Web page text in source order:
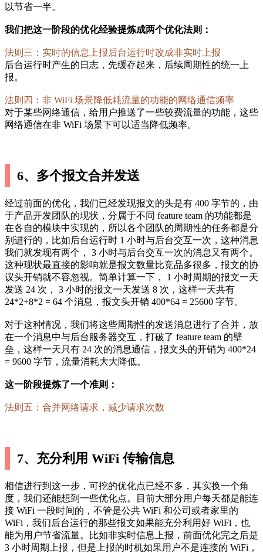
以节省一半。
我们把这一阶段的优化经验提炼成两个优化法则：
法则三：实时的信息上报后台运行时改成非实时上报
后台运行时产生的日志，先缓存起来，后续周期性的统一上
报。
法则四：非 WiFi 场景降低耗流量的功能的网络通信频率
对于某些网络通信，给用户推送了一些较费流量的功能，这些
网络通信在非 WiFi 场景下可以适当降低频率。
6、多个报文合并发送
经过前面的优化，我们已经发现报文的头是有 400 字节的，由
于产品开发团队的现状，分属于不同 feature team 的功能都是
在各自的模块中实现的，所以各个团队的周期性的任务都是分
别进行的，比如后台运行时 1 小时与后台交互一次，这种消息
我们就发现有两个， 3 小时与后台交互一次的消息又有两个。
这种现状最直接的影响就是报文数量比竞品多很多，报文的协
议头开销就不容忽视。简单计算一下， 1 小时周期的报文一天
发送 24 次， 3 小时的报文一天发送 8 次，这样一天共有
24*2+8*2 = 64 个消息，报文头开销 400*64 = 25600 字节。
对于这种情况，我们将这些周期性的发送消息进行了合并，放
在一个消息中与后台服务器交互，打破了 feature team 的壁
垒，这样一天只有 24 次的消息通信，报文头的开销为 400*24
= 9600 字节，流量消耗大大降低。
这一阶段提炼了一个准则：
法则五：合并网络请求，减少请求次数
7、充分利用 WiFi 传输信息
相信进行到这一步，可挖的优化点已经不多，其实换一个角
度，我们还能想到一些优化点。目前大部分用户每天都是能连
接 WiFi 一段时间的，不管是公共 WiFi 和公司或者家里的
WiFi，我们后台运行的那些报文如果能充分利用好 WiFi，也
能为用户节省流量。比如非实时信息上报，前面优化完之后是
3 小时周期上报，但是上报的时机如果用户不是连接的 WiFi，